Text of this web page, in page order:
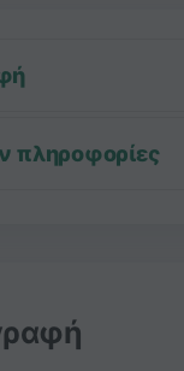
πληροφορίες